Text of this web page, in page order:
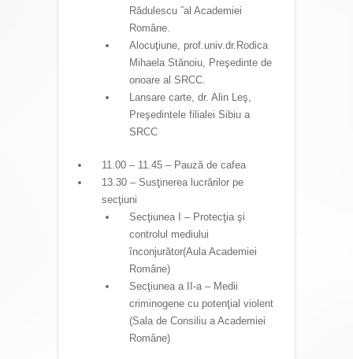
Rădulescu ˝al Academiei
Române.
Alocuţiune, prof.univ.dr.Rodica
Mihaela Stănoiu, Preşedinte de
onoare al SRCC.
Lansare carte, dr. Alin Leş,
Preşedintele filialei Sibiu a
SRCC
11.00 – 11.45 – Pauză de cafea
13.30 – Susţinerea lucrărilor pe
secţiuni
Secţiunea I – Protecţia şi
controlul mediului
înconjurător(Aula Academiei
Române)
Secţiunea a II-a – Medii
criminogene cu potenţial violent
(Sala de Consiliu a Academiei
Române)